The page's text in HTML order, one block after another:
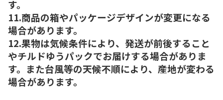
す。
11.商品の箱やパッケージデザインが変更になる
場合があります。
12.果物は気候条件により、発送が前後すること
やチルドゆうパックでお届けする場合がありま
す。また台風等の天候不順により、産地が変わる
場合があります。